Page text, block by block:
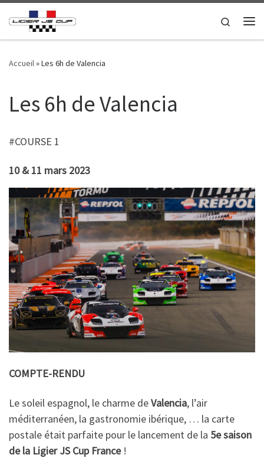
Passer au contenu
Search
Accueil»Les 6h de Valencia
Les 6h de Valencia
#COURSE 1
10 & 11 mars 2023
COMPTE-RENDU
Le soleil espagnol, le charme deValencia, l’air
méditerranéen, la gastronomie ibérique, … la carte
postale était parfaite pour le lancement de la 5e saison
de la Ligier JS Cup France!